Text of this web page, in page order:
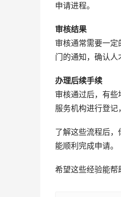
申请进程。
审核结果
审核通常需要一
门的通知，确认人
办理后续手续
审核通过后，有
服务机构进行登记
了解这些流程后
能顺利完成申请。
希望这些经验能帮